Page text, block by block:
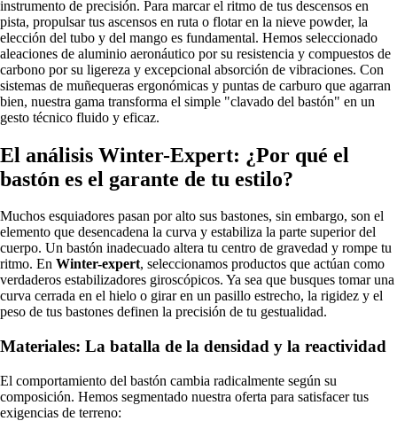
instrumento de precisión. Para marcar el ritmo de tus descensos en
pista, propulsar tus ascensos en ruta o flotar en la nieve powder, la
elección del tubo y del mango es fundamental. Hemos seleccionado
aleaciones de aluminio aeronáutico por su resistencia y compuestos de
carbono por su ligereza y excepcional absorción de vibraciones. Con
sistemas de muñequeras ergonómicas y puntas de carburo que agarran
bien, nuestra gama transforma el simple "clavado del bastón" en un
gesto técnico fluido y eficaz.
El análisis Winter-Expert: ¿Por qué el
bastón es el garante de tu estilo?
Muchos esquiadores pasan por alto sus bastones, sin embargo, son el
elemento que desencadena la curva y estabiliza la parte superior del
cuerpo. Un bastón inadecuado altera tu centro de gravedad y rompe tu
ritmo. En Winter-expert, seleccionamos productos que actúan como
verdaderos estabilizadores giroscópicos. Ya sea que busques tomar una
curva cerrada en el hielo o girar en un pasillo estrecho, la rigidez y el
peso de tus bastones definen la precisión de tu gestualidad.
Materiales: La batalla de la densidad y la reactividad
El comportamiento del bastón cambia radicalmente según su
composición. Hemos segmentado nuestra oferta para satisfacer tus
exigencias de terreno: